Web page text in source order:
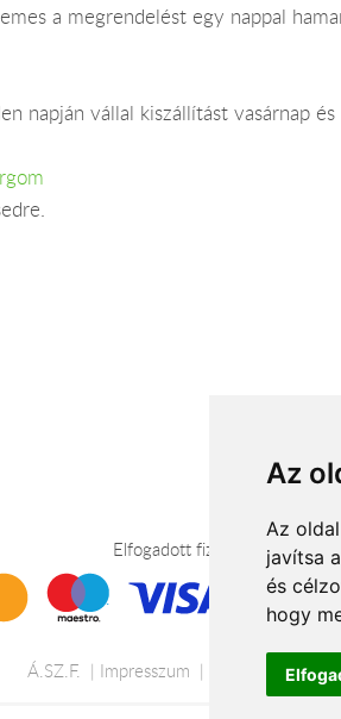
Az
Az
javítsa
és
hogy
a megrendelést egy nappal
napján vállal kiszállítást vasárnap
Elfogadott fizetési módok
Á.SZ.F. Impresszum Adatkezelési